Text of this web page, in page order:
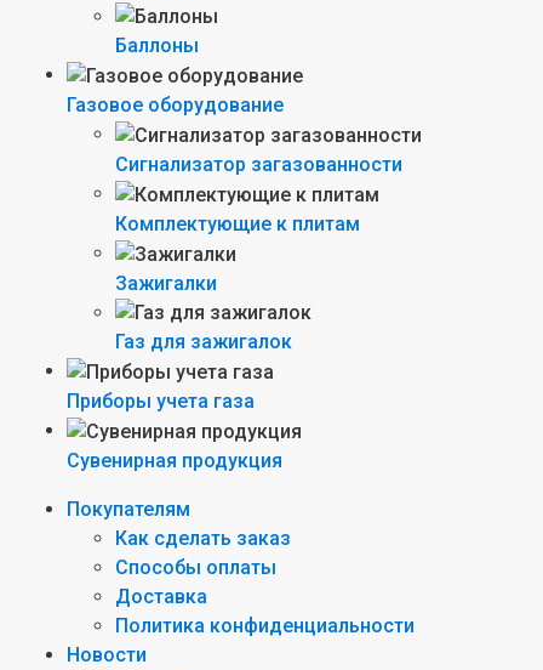
Баллоны
Газовое оборудование
Сигнализатор загазованности
Комплектующие к плитам
Зажигалки
Газ для зажигалок
Приборы учета газа
Сувенирная продукция
Покупателям
Как сделать заказ
Способы оплаты
Доставка
Политика конфиденциальности
Новости